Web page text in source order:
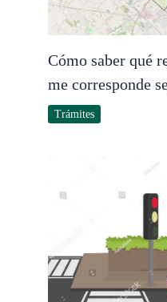
Cómo saber qué
me corresponde
Trámites